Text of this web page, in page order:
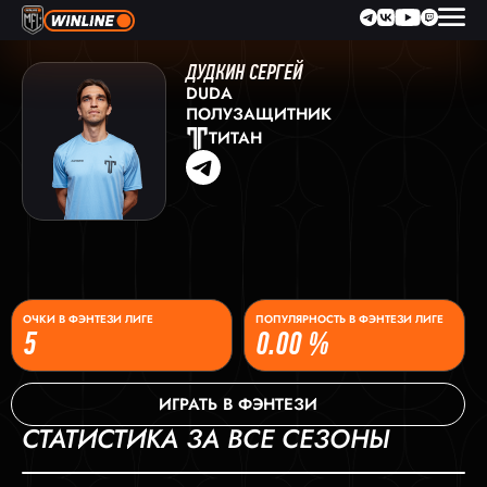
ДУДКИН СЕРГЕЙ
DUDA
ПОЛУЗАЩИТНИК
ТИТАН
5
ОЧКИ В ФЭНТЕЗИ ЛИГЕ
0.00 %
ПОПУЛЯРНОСТЬ В ФЭНТЕЗИ ЛИГЕ
ИГРАТЬ В ФЭНТЕЗИ
СТАТИСТИКА ЗА ВСЕ СЕЗОНЫ